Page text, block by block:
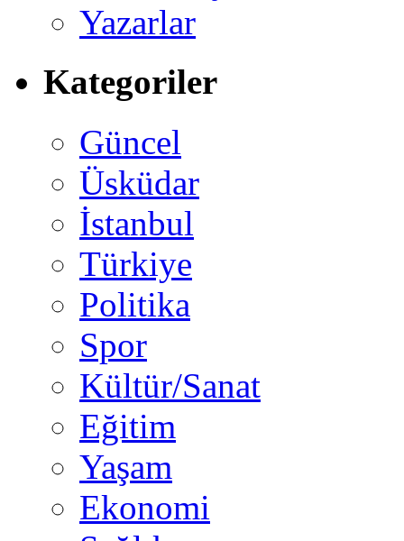
Yazarlar
Kategoriler
Güncel
Üsküdar
İstanbul
Türkiye
Politika
Spor
Kültür/Sanat
Eğitim
Yaşam
Ekonomi